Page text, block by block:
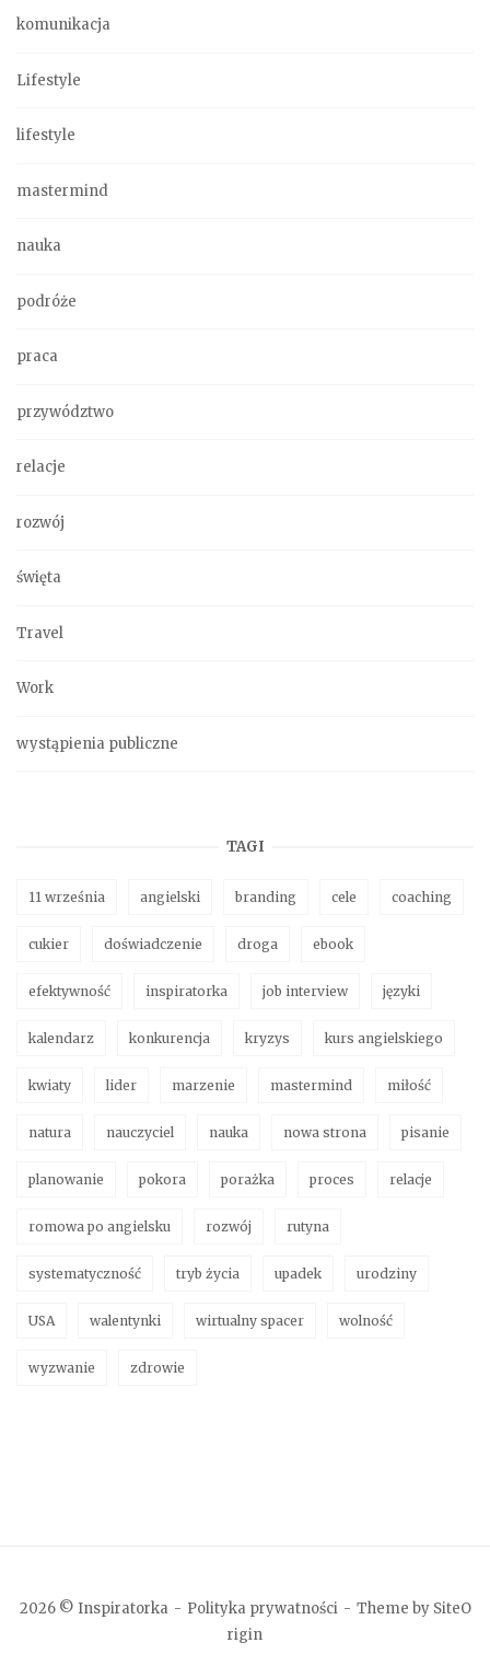
komunikacja
Lifestyle
lifestyle
mastermind
nauka
podróże
praca
przywództwo
relacje
rozwój
święta
Travel
Work
wystąpienia publiczne
TAGI
11 września angielski branding cele coaching
cukier doświadczenie droga ebook
efektywność inspiratorka job interview języki
kalendarz konkurencja kryzys kurs angielskiego
kwiaty lider marzenie mastermind miłość
natura nauczyciel nauka nowa strona pisanie
planowanie pokora porażka proces relacje
romowa po angielsku rozwój rutyna
systematyczność tryb życia upadek urodziny
USA walentynki wirtualny spacer wolność
wyzwanie zdrowie
2026 © Inspiratorka Polityka prywatności Theme by SiteO
rigin